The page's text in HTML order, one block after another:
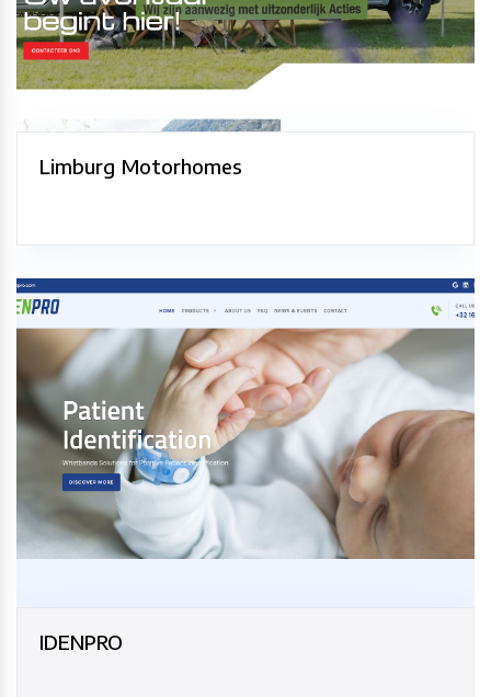
Limburg Motorhomes
IDENPRO